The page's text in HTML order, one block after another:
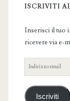
Sidebar
ISCRIVITI
Inserisci il tuo
ricevere via e-
Indirizzo
email
Iscriviti